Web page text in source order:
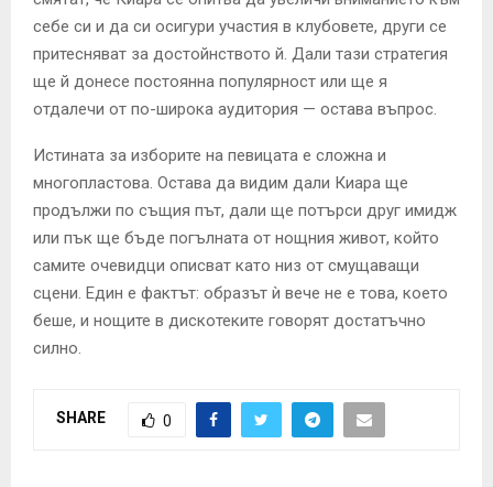
себе си и да си осигури участия в клубовете, други се
притесняват за достойнството й. Дали тази стратегия
ще й донесе постоянна популярност или ще я
отдалечи от по-широка аудитория — остава въпрос.
Истината за изборите на певицата е сложна и
многопластова. Остава да видим дали Киара ще
продължи по същия път, дали ще потърси друг имидж
или пък ще бъде погълната от нощния живот, който
самите очевидци описват като низ от смущаващи
сцени. Един е фактът: образът ѝ вече не е това, което
беше, и нощите в дискотеките говорят достатъчно
силно.
SHARE 0